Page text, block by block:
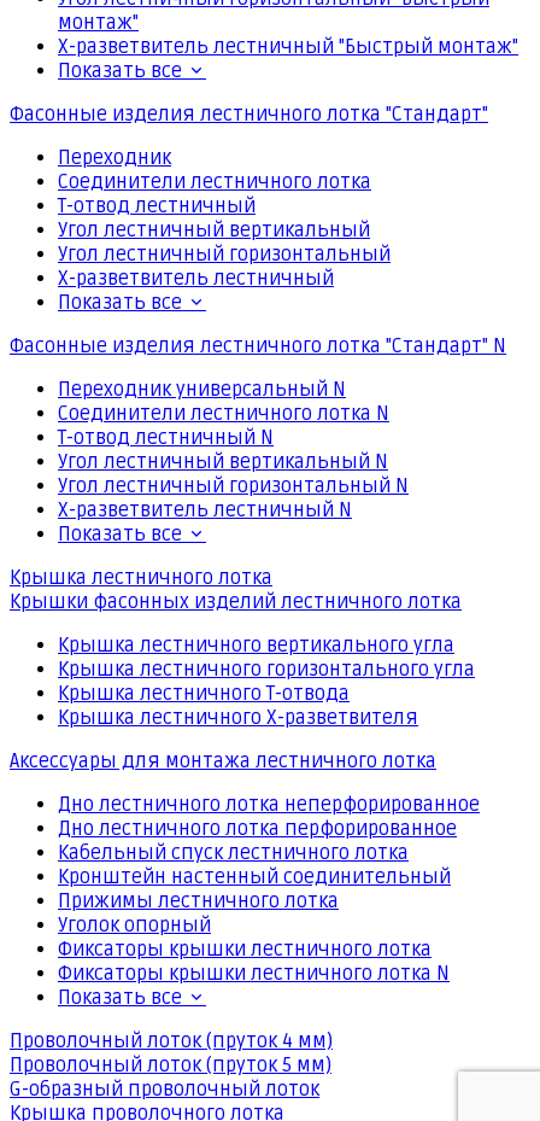
монтаж"
Х-разветвитель лестничный "Быстрый монтаж"
Показать все
Фасонные изделия лестничного лотка "Стандарт"
Переходник
Соединители лестничного лотка
Т-отвод лестничный
Угол лестничный вертикальный
Угол лестничный горизонтальный
Х-разветвитель лестничный
Показать все
Фасонные изделия лестничного лотка "Стандарт" N
Переходник универсальный N
Соединители лестничного лотка N
Т-отвод лестничный N
Угол лестничный вертикальный N
Угол лестничный горизонтальный N
Х-разветвитель лестничный N
Показать все
Крышка лестничного лотка
Крышки фасонных изделий лестничного лотка
Крышка лестничного вертикального угла
Крышка лестничного горизонтального угла
Крышка лестничного Т-отвода
Крышка лестничного Х-разветвителя
Аксессуары для монтажа лестничного лотка
Дно лестничного лотка неперфорированное
Дно лестничного лотка перфорированное
Кабельный спуск лестничного лотка
Кронштейн настенный соединительный
Прижимы лестничного лотка
Уголок опорный
Фиксаторы крышки лестничного лотка
Фиксаторы крышки лестничного лотка N
Показать все
Проволочный лоток (пруток 4 мм)
Проволочный лоток (пруток 5 мм)
G-образный проволочный лоток
Крышка проволочного лотка